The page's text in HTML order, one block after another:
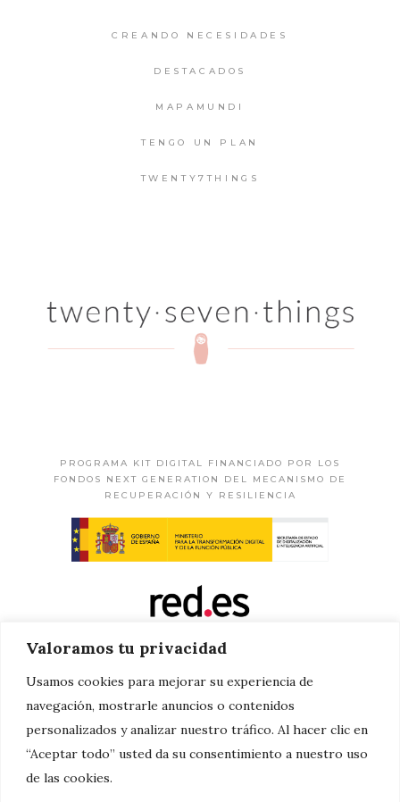
Valoramos tu privacidad
Usamos cookies para mejorar su experiencia de
navegación, mostrarle anuncios o contenidos
personalizados y analizar nuestro tráfico. Al hacer clic en
“Aceptar todo” usted da su consentimiento a nuestro uso
de las cookies.
CREANDO NECESIDADES
DESTACADOS
MAPAMUNDI
TENGO UN PLAN
TWENTY7THINGS
PROGRAMA KIT DIGITAL FINANCIADO POR LOS
FONDOS NEXT GENERATION DEL MECANISMO DE
RECUPERACIÓN Y RESILIENCIA